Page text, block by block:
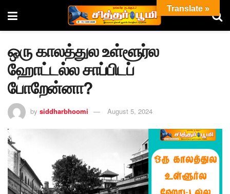
ஒரு காலத்துல உள்ளூர்ல
ஹோட்டல்ல சாப்பிடப்
போறேன்னா?
by siddharbhoomi August 5, 2024
Translate »